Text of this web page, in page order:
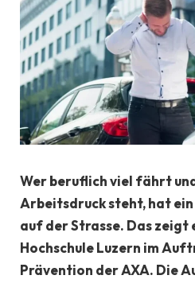
Wer beruflich viel fährt
Arbeitsdruck steht, hat
auf der Strasse. Das zeigt
Hochschule Luzern im
Prävention der AXA. Die